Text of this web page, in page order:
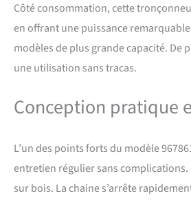
Côté consommation, cette
en offrant une puissance
modèles de plus grande capacité. De
une utilisation sans tracas.
Conception pratique
L’un des points forts du modèle
entretien régulier sans
sur bois. La chaine s’arrête